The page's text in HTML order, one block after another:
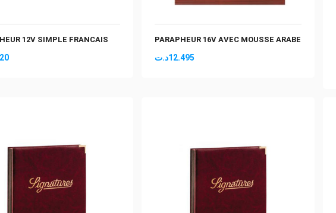
12V SIMPLE FRANCAIS PARAPHEUR 16V AVEC MOUSSE ARABE
12.495د.ت